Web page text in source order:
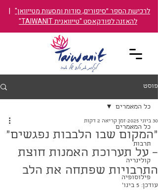
לרכישת הספר ״סיפורים, סודות ומסעות מטייוואן" |
להאזנה לפודקאסט "טייוואנית TAIWANIT"
פוסט
כל המאמרים
תרבות
קולינריה
פילוסופיה
כל המאמרים
"המקום שבו הלבבות נפגשים"
– על תערוכת האמנות חוצת
התרבויות שפתחה את הלב
30 ביוני 2025 זמן קריאה 2 דקות
עודכן: 5 בינו׳